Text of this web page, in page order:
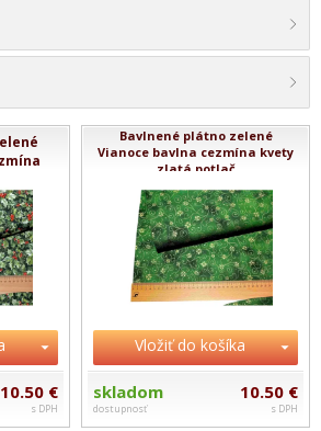
10.50 €
s DPH
Bavlnené plátno zelené
Vianoce bavlna cezmína kvety
zlatá potlač
Vložiť do košíka
skladom
dostupnosť
10.50 €
s DPH